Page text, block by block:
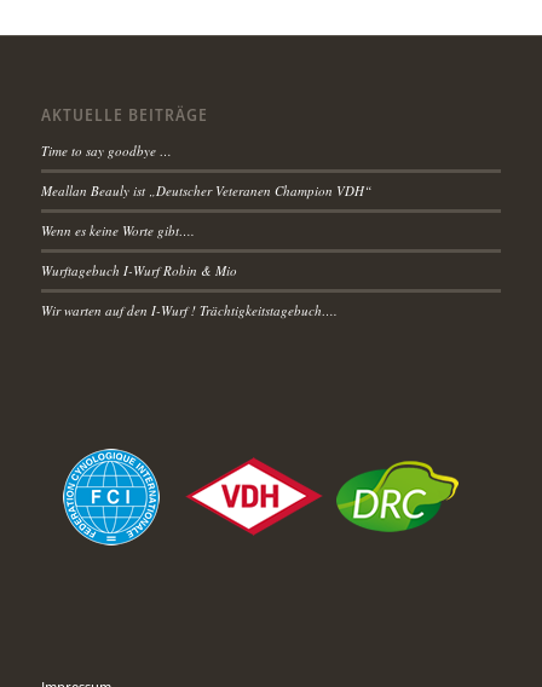
AKTUELLE BEITRÄGE
Time to say goodbye …
Meallan Beauly ist „Deutscher Veteranen Champion VDH“
Wenn es keine Worte gibt….
Wurftagebuch I-Wurf Robin & Mio
Wir warten auf den I-Wurf ! Trächtigkeitstagebuch….